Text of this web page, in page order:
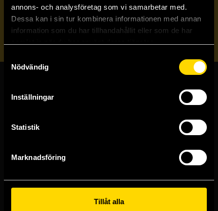
annons- och analysföretag som vi samarbetar med.
Dessa kan i sin tur kombinera informationen med annan
information som du har tillhandahållit eller som de har
Nödvändig
Inställningar
Statistik
Marknadsföring
Tillåt alla
Veckobrevet
Skicka
Butiker & kundtjänst
Västerlånggatan 48
Göteborgsbutiken
Kungsgatan 19
Malmöbutiken